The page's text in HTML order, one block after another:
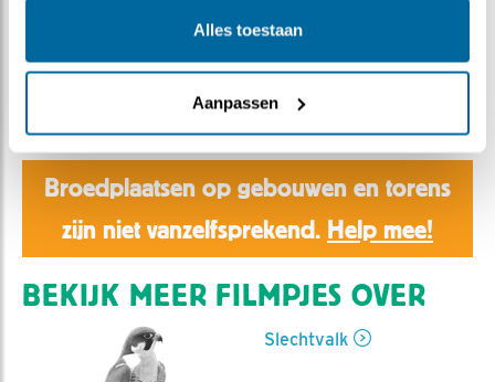
Alles toestaan
Aanpassen
Allemaal de lucht in
Aaltje | Geplaatst op 7 juni 2019, 9:30 |
Bewaar dit filmpje| 1160x
Broedplaatsen op gebouwen en torens
zijn niet vanzelfsprekend. Help mee!
BEKIJK MEER FILMPJES OVER
Slechtvalk